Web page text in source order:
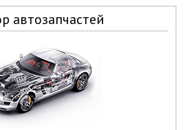
автозапчастей